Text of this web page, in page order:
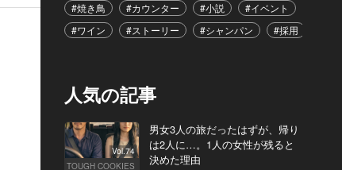
#焼き鳥 #カウンター #小説 #イベント
#ワイン
#ストーリー #シャンパン #採用
人気の記事
Vol.74
TOUGH COOKIES
男女3人の旅だったはずが、帰り
は2人に…。1人の女性が残ると
決めた理由